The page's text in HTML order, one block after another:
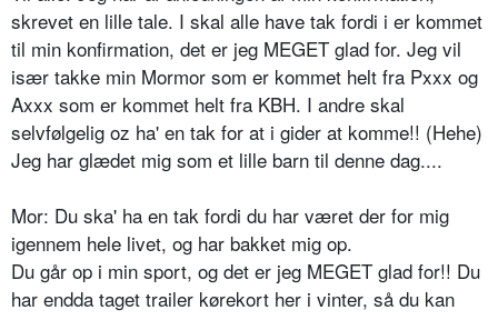
skrevet en lille tale. I skal alle have tak fordi i er kommet
til min konfirmation, det er jeg MEGET glad for. Jeg vil
især takke min Mormor som er kommet helt fra Pxxx og
Axxx som er kommet helt fra KBH. I andre skal
selvfølgelig oz ha' en tak for at i gider at komme!! (Hehe)
Jeg har glædet mig som et lille barn til denne dag....
Mor: Du ska' ha en tak fordi du har været der for mig
igennem hele livet, og har bakket mig op.
Du går op i min sport, og det er jeg MEGET glad for!! Du
har endda taget trailer kørekort her i vinter, så du kan